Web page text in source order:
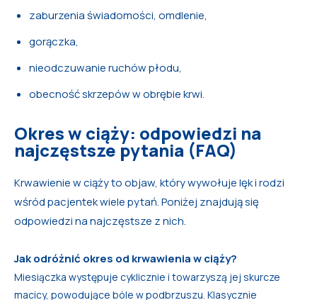
zaburzenia świadomości, omdlenie,
gorączka,
nieodczuwanie ruchów płodu,
obecność skrzepów w obrębie krwi.
Okres w ciąży: odpowiedzi na
najczęstsze pytania (FAQ)
Krwawienie w ciąży to objaw, który wywołuje lęk i rodzi
wśród pacjentek wiele pytań. Poniżej znajdują się
odpowiedzi na najczęstsze z nich.
Jak odróżnić okres od krwawienia w ciąży?
Miesiączka występuje cyklicznie i towarzyszą jej skurcze
macicy, powodujące bóle w podbrzuszu. Klasycznie